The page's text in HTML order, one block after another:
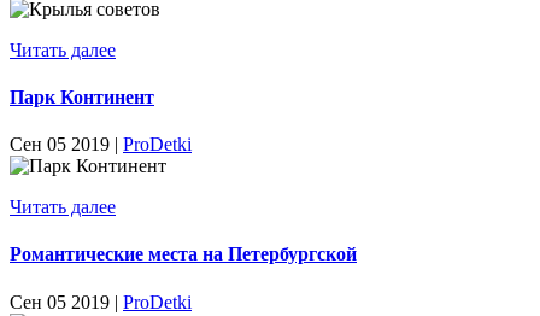
Читать далее
Парк Континент
Сен 05 2019 | ProDetki
Читать далее
Романтические места на Петербургской
Сен 05 2019 | ProDetki